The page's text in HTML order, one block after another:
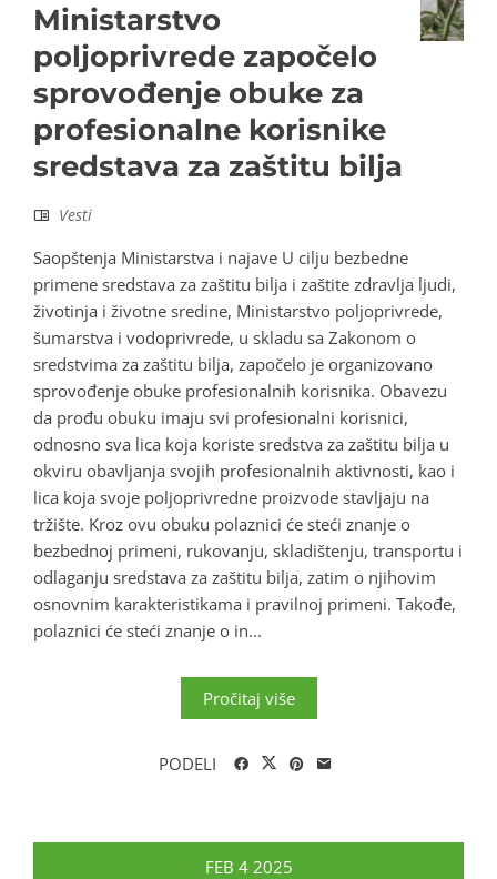
Ministarstvo
poljoprivrede započelo
sprovođenje obuke za
profesionalne korisnike
sredstava za zaštitu bilja
Vesti
Saopštenja Ministarstva i najave U cilju bezbedne
primene sredstava za zaštitu bilja i zaštite zdravlja ljudi,
životinja i životne sredine, Ministarstvo poljoprivrede,
šumarstva i vodoprivrede, u skladu sa Zakonom o
sredstvima za zaštitu bilja, započelo je organizovano
sprovođenje obuke profesionalnih korisnika. Obavezu
da prođu obuku imaju svi profesionalni korisnici,
odnosno sva lica koja koriste sredstva za zaštitu bilja u
okviru obavljanja svojih profesionalnih aktivnosti, kao i
lica koja svoje poljoprivredne proizvode stavljaju na
tržište. Kroz ovu obuku polaznici će steći znanje o
bezbednoj primeni, rukovanju, skladištenju, transportu i
odlaganju sredstava za zaštitu bilja, zatim o njihovim
osnovnim karakteristikama i pravilnoj primeni. Takođe,
polaznici će steći znanje o in...
Pročitaj više
PODELI
FEB 4 2025